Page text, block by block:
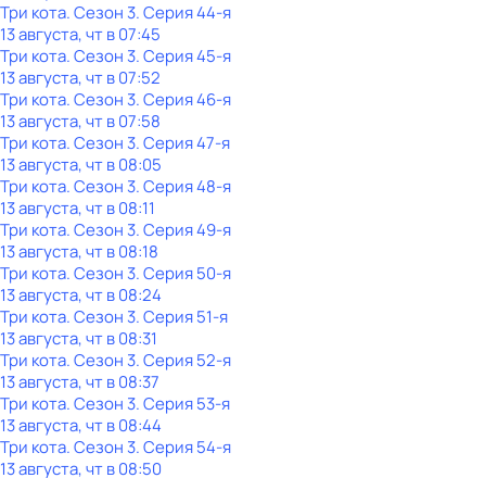
Три кота. Сезон 3. Серия 44-я
13 августа, чт в 07:45
Три кота. Сезон 3. Серия 45-я
13 августа, чт в 07:52
Три кота. Сезон 3. Серия 46-я
13 августа, чт в 07:58
Три кота. Сезон 3. Серия 47-я
13 августа, чт в 08:05
Три кота. Сезон 3. Серия 48-я
13 августа, чт в 08:11
Три кота. Сезон 3. Серия 49-я
13 августа, чт в 08:18
Три кота. Сезон 3. Серия 50-я
13 августа, чт в 08:24
Три кота. Сезон 3. Серия 51-я
13 августа, чт в 08:31
Три кота. Сезон 3. Серия 52-я
13 августа, чт в 08:37
Три кота. Сезон 3. Серия 53-я
13 августа, чт в 08:44
Три кота. Сезон 3. Серия 54-я
13 августа, чт в 08:50